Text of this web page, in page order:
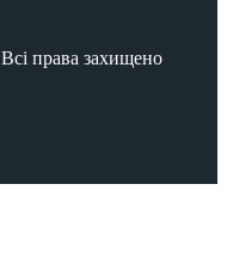
права захищено